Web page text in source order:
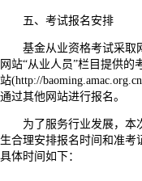
五、考试报名安排
基金从业资格考试采取
网站“从业人员”栏目提供的
站(http://
通过其他网站进行报名。
为了服务行业发展，本
生合理安排报名时间和准考
具体时间如下：